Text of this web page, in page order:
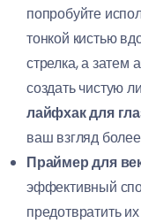
попробуйте
тонкой кистью
стрелка, а затем
создать чистую
лайфхак для
ваш взгляд
Праймер для
эффективный
предотвратить